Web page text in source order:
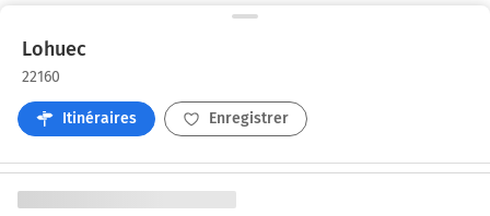
Lohuec
22160
Itinéraires Enregistrer